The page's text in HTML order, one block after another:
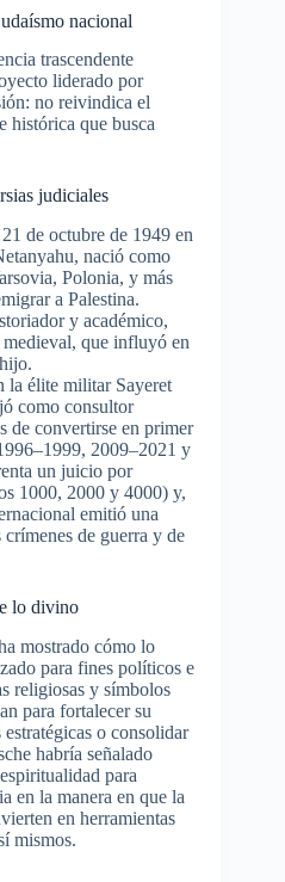
nacional
trascendente
liderado por
no reivindica el
histórica que busca
judiciales
de octubre de 1949 en
nació como
Polonia, y más
a Palestina.
y académico,
que influyó en
la élite militar Sayeret
como consultor
de convertirse en primer
2009–2021 y
un juicio por
1000, 2000 y 4000) y,
emitió una
de guerra y de
lo divino
mostrado cómo lo
para fines políticos e
religiosas y símbolos
para fortalecer su
o consolidar
habría señalado
para
en la manera en que la
en herramientas
mismos.